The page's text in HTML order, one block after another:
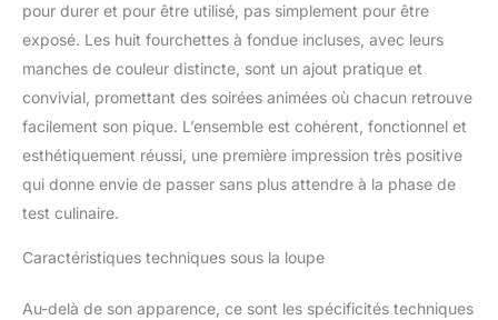
pour durer et pour être utilisé, pas simplement pour être
exposé. Les huit fourchettes à fondue incluses, avec leurs
manches de couleur distincte, sont un ajout pratique et
convivial, promettant des soirées animées où chacun retrouve
facilement son pique. L’ensemble est cohérent, fonctionnel et
esthétiquement réussi, une première impression très positive
qui donne envie de passer sans plus attendre à la phase de
test culinaire.
Caractéristiques techniques sous la loupe
Au-delà de son apparence, ce sont les spécificités techniques